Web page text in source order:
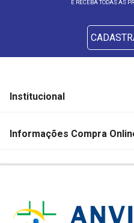
E RECEBA TODAS AS
DE
CREDIBILIDADE
PAGAMENTO
Institucional
Informações Compra